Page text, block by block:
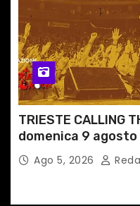
TRIESTE CALLING
domenica 9
dedicato a
Ago 5, 2026